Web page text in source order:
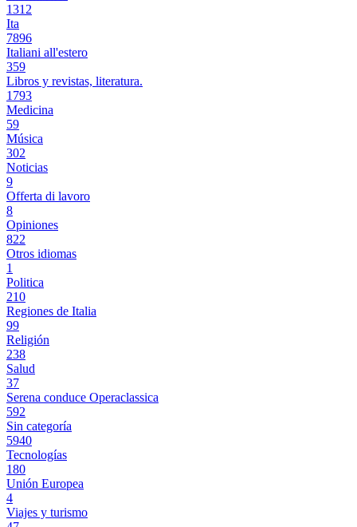
1312
Ita
7896
Italiani all'estero
359
Libros y revistas, literatura.
1793
Medicina
59
Música
302
Noticias
9
Offerta di lavoro
8
Opiniones
822
Otros idiomas
1
Politica
210
Regiones de Italia
99
Religión
238
Salud
37
Serena conduce Operaclassica
592
Sin categoría
5940
Tecnologías
180
Unión Europea
4
Viajes y turismo